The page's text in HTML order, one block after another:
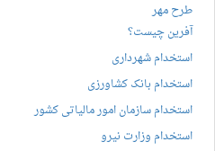
طرح مهر
آفرین چیست؟
استخدام شهرداری
استخدام بانک کشاورزی
استخدام سازمان امور مالیاتی کشور
استخدام وزارت نیرو